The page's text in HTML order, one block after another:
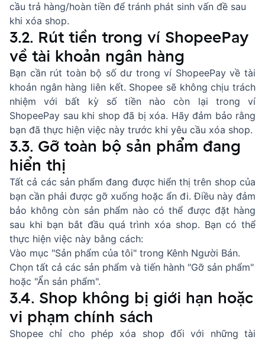
cầu trả hàng/hoàn tiền để tránh phát sinh vấn đề sau
khi xóa shop.
3.2. Rút tiền trong ví ShopeePay
về tài khoản ngân hàng
Bạn cần rút toàn bộ số dư trong ví ShopeePay về tài
khoản ngân hàng liên kết. Shopee sẽ không chịu trách
nhiệm với bất kỳ số tiền nào còn lại trong ví
ShopeePay sau khi shop đã bị xóa. Hãy đảm bảo rằng
bạn đã thực hiện việc này trước khi yêu cầu xóa shop.
3.3. Gỡ toàn bộ sản phẩm đang
hiển thị
Tất cả các sản phẩm đang được hiển thị trên shop của
bạn cần phải được gỡ xuống hoặc ẩn đi. Điều này đảm
bảo không còn sản phẩm nào có thể được đặt hàng
sau khi bạn bắt đầu quá trình xóa shop. Bạn có thể
thực hiện việc này bằng cách:
Vào mục "Sản phẩm của tôi" trong Kênh Người Bán.
Chọn tất cả các sản phẩm và tiến hành "Gỡ sản phẩm"
hoặc "Ẩn sản phẩm".
3.4. Shop không bị giới hạn hoặc
vi phạm chính sách
Shopee chỉ cho phép xóa shop đối với những tài